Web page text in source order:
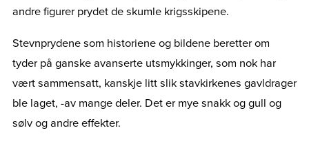
andre figurer prydet de skumle krigsskipene.
Stevnprydene som historiene og bildene beretter om
tyder på ganske avanserte utsmykkinger, som nok har
vært sammensatt, kanskje litt slik stavkirkenes gavldrager
ble laget, -av mange deler. Det er mye snakk og gull og
sølv og andre effekter.